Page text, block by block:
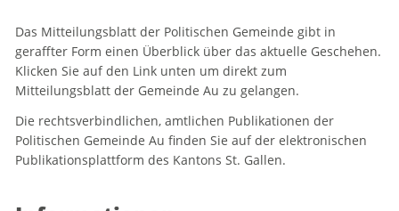
Das Mitteilungsblatt der Politischen Gemeinde gibt in
geraffter Form einen Überblick über das aktuelle Geschehen.
Klicken Sie auf den Link unten um direkt zum
Mitteilungsblatt der Gemeinde Au zu gelangen.
Die rechtsverbindlichen, amtlichen Publikationen der
Politischen Gemeinde Au finden Sie auf der elektronischen
Publikationsplattform des Kantons St. Gallen.